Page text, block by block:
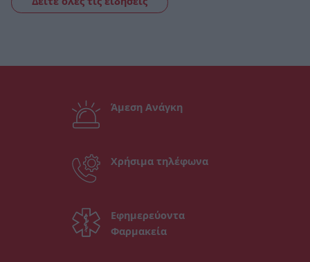
Άμεση Ανάγκη
Χρήσιμα τηλέφωνα
Εφημερεύοντα
Φαρμακεία